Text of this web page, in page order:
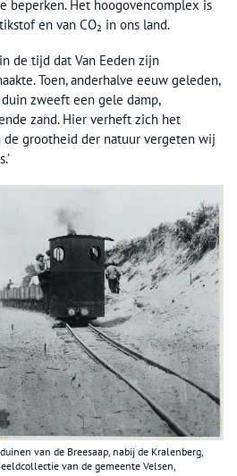
beperken. Het hoogovencomplex is
en van CO₂ in ons land.
de tijd dat Van Eeden zijn
Toen, anderhalve eeuw geleden,
zweeft een gele damp,
zand. Hier verheft zich het
de grootheid der natuur vergeten wij
van de Breesaap, nabij de Kralenberg,
van de gemeente Velsen,